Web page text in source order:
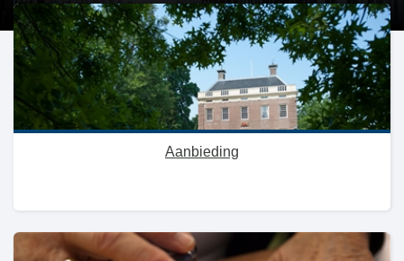
Aanbieding